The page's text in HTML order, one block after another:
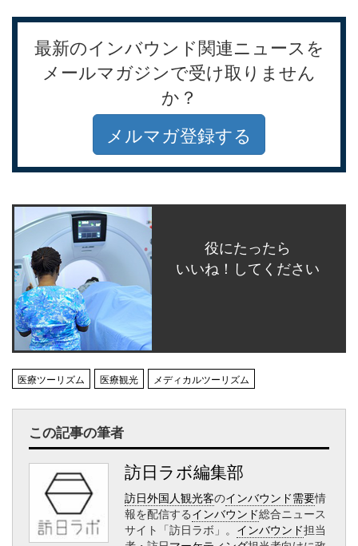
最新のインバウンド関連ニュースを
メールマガジンで受け取りません
か？
メルマガ登録する
役にたったら
いいね！してください
医療ツーリズム 医療観光 メディカルツーリズム
この記事の筆者
訪日ラボ編集部
訪日外国人観光客のインバウンド需要情
報を配信するインバウンド総合ニュース
サイト「訪日ラボ」。 インバウンド担当